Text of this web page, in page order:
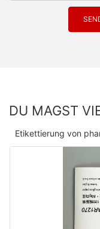
DU MAGST
Etikettierung von